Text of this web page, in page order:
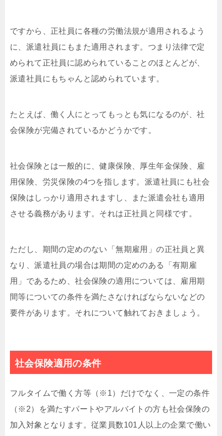
ですから、正社員に各種の労働法規が適用されるよう
に、派遣社員にもまた適用されます。つまり法律で定
められて正社員に認められていることのほとんどが、
派遣社員にもちゃんと認められています。
たとえば、働く人にとってもっとも気になるのが、社
会保険が完備されているかどうかです。
社会保険とは一般的に、健康保険、厚生年金保険、雇
用保険、労災保険の4つを指します。派遣社員にも社会
保険はしっかり適用されますし、また派遣会社も適用
させる義務があります。それは正社員と同様です。
ただし、期間の定めのない「無期雇用」の正社員と異
なり、派遣社員の場合は期間の定めのある「有期雇
用」であるため、社会保険の適用については、雇用期
間等についての条件を満たさなければならないなどの
要件があります。それについて触れておきましょう。
社会保険適用の条件
フルタイムで働く方等（※1）だけでなく、一定の条件
（※2）を満たすパートやアルバイトの方も社会保険の
加入対象となります。従業員数101人以上の企業で働い